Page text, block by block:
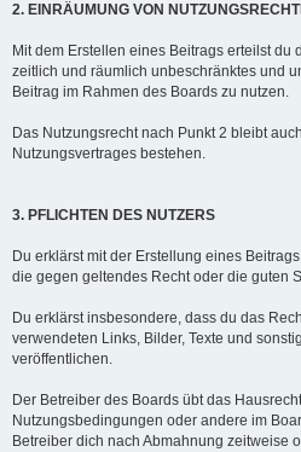
2. EINRÄUMUNG VON
Mit dem Erstellen eines Beitrags erteilst du
zeitlich und räumlich unbeschränktes und
Beitrag im Rahmen des Boards zu nutzen.
Das Nutzungsrecht nach Punkt 2 bleibt
Nutzungsvertrages bestehen.
3. PFLICHTEN DES NUTZERS
Du erklärst mit der Erstellung eines
die gegen geltendes Recht oder die guten
Du erklärst insbesondere, dass du das
verwendeten Links, Bilder, Texte und
veröffentlichen.
Der Betreiber des Boards übt das
Nutzungsbedingungen oder andere im
Betreiber dich nach Abmahnung zeitweise